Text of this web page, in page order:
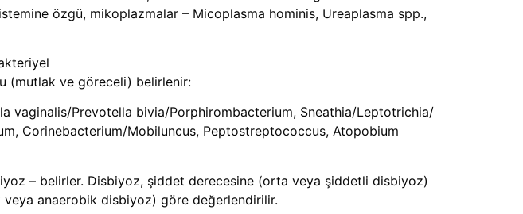
özgü, mikoplazmalar – Micoplasma hominis, Ureaplasma spp.,
(mutlak ve göreceli) belirlenir:
vaginalis/Prevotella bivia/Porphirombacterium, Sneathia/Leptotrichia/
Corinebacterium/Mobiluncus, Peptostreptococcus, Atopobium
– belirler. Disbiyoz, şiddet derecesine (orta veya şiddetli disbiyoz)
veya anaerobik disbiyoz) göre değerlendirilir.